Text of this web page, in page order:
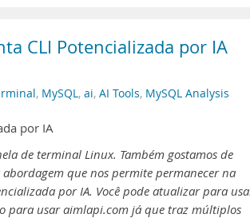
CLI Potencializada por IA
, MySQL, ai, AI Tools, MySQL Analysis
por IA
de terminal Linux. Também gostamos de
que nos permite permanecer na
por IA. Você pode atualizar para
para usar aimlapi.com já que traz múltiplos